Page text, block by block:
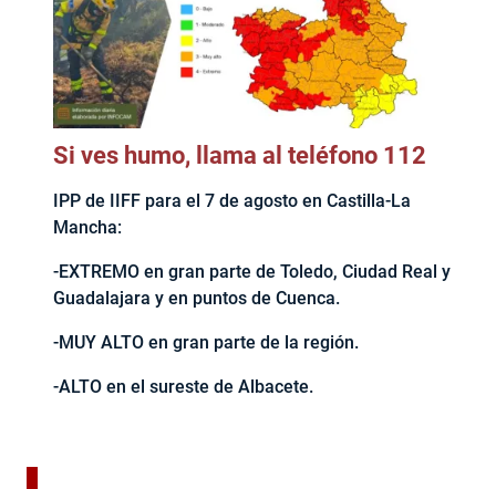
Si ves humo, llama al teléfono 112
IPP de IIFF para el 7 de agosto en Castilla-La
Mancha:
-EXTREMO en gran parte de Toledo, Ciudad Real y
Guadalajara y en puntos de Cuenca.
-MUY ALTO en gran parte de la región.
-ALTO en el sureste de Albacete.